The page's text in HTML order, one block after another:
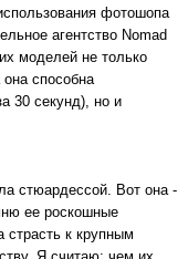
фотошопа
агентство Nomad
моделей не только
способна
30 секунд), но и
стюардессой. Вот она -
ее роскошные
страсть к крупным
Я считаю: чем их